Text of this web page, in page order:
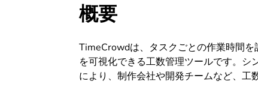
概要
TimeCrowdは、タスクごとの作業時間を
を可視化できる工数管理ツールです。
により、制作会社や開発チームなど、工